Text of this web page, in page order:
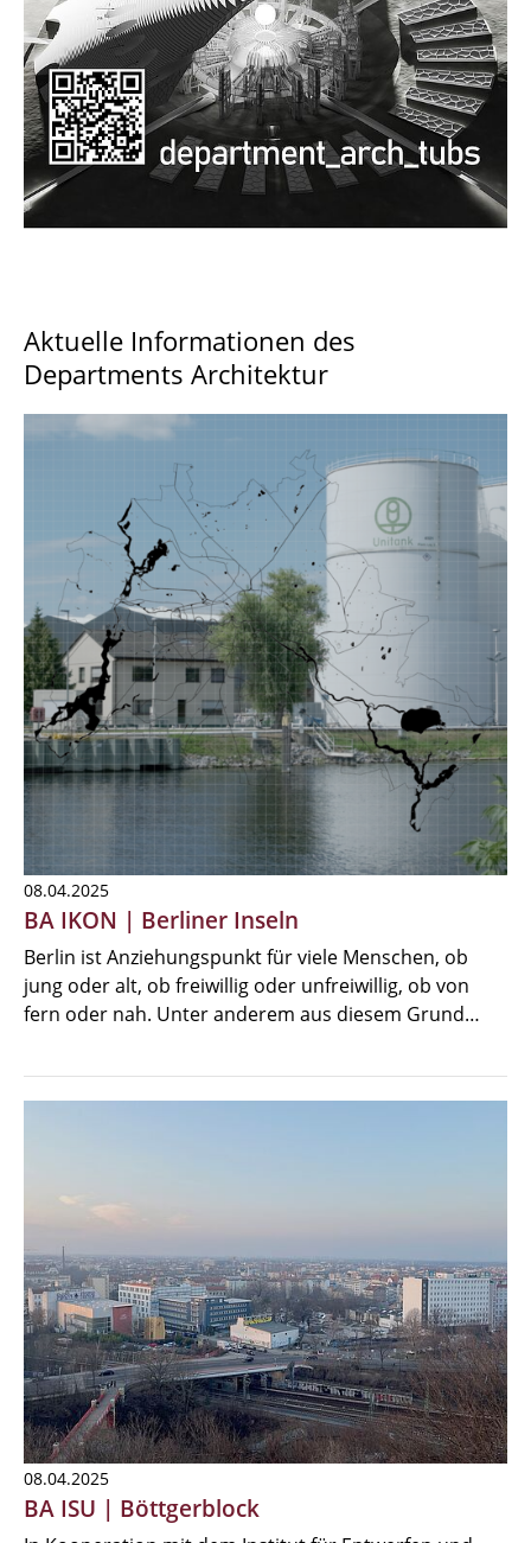
Aktuelle Informationen des
Departments Architektur
08.04.2025
BA IKON | Berliner Inseln
Berlin ist Anziehungspunkt für viele Menschen, ob
jung oder alt, ob freiwillig oder unfreiwillig, ob von
fern oder nah. Unter anderem aus diesem Grund…
08.04.2025
BA ISU | Böttgerblock